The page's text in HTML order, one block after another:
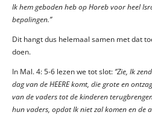
Ik hem geboden heb op Horeb voor heel
bepalingen.’’
Dit hangt dus helemaal samen met dat
doen.
In Mal. 4: 5-6 lezen we tot slot:‘’Zie, Ik
dag van de HEERE komt, die grote en
van de vaders tot de kinderen
hun vaders, opdat Ik niet zal komen en de